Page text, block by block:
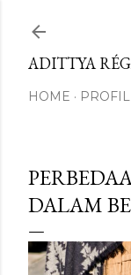
ADITTYA
HOME
DALAM